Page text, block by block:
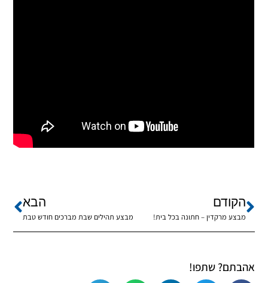
הקודם
מבצע מרקדין – חתונה בכל בית!
הבא
מבצע תהילים שבת מברכים חודש טבת
אהבתם? שתפו!